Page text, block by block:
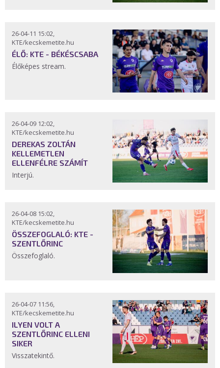
26-04-11 15:02,
KTE/kecskemetite.hu
ÉLŐ: KTE - BÉKÉSCSABA
Élőképes stream.
26-04-09 12:02,
KTE/kecskemetite.hu
DEREKAS ZOLTÁN
KELLEMETLEN
ELLENFÉLRE SZÁMÍT
Interjú.
26-04-08 15:02,
KTE/kecskemetite.hu
ÖSSZEFOGLALÓ: KTE -
SZENTLŐRINC
Összefoglaló.
26-04-07 11:56,
KTE/kecskemetite.hu
ILYEN VOLT A
SZENTLŐRINC ELLENI
SIKER
Visszatekintő.